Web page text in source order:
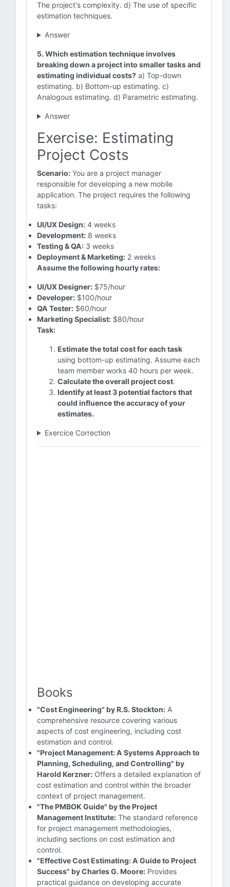
The project's complexity. d) The use of specific
estimation techniques.
Answer
5. Which estimation technique involves
breaking down a project into smaller tasks and
estimating individual costs? a) Top-down
estimating. b) Bottom-up estimating. c)
Analogous estimating. d) Parametric estimating.
Answer
Exercise: Estimating
Project Costs
Scenario: You are a project manager
responsible for developing a new mobile
application. The project requires the following
tasks:
UI/UX Design: 4 weeks
Development: 8 weeks
Testing & QA: 3 weeks
Deployment & Marketing: 2 weeks
Assume the following hourly rates:
UI/UX Designer: $75/hour
Developer: $100/hour
QA Tester: $60/hour
Marketing Specialist: $80/hour
Task:
Estimate the total cost for each task
using bottom-up estimating. Assume each
team member works 40 hours per week.
Calculate the overall project cost.
Identify at least 3 potential factors that
could influence the accuracy of your
estimates.
Exercice Correction
Books
"Cost Engineering" by R.S. Stockton: A
comprehensive resource covering various
aspects of cost engineering, including cost
estimation and control.
"Project Management: A Systems Approach to
Planning, Scheduling, and Controlling" by
Harold Kerzner: Offers a detailed explanation of
cost estimation and control within the broader
context of project management.
"The PMBOK Guide" by the Project
Management Institute: The standard reference
for project management methodologies,
including sections on cost estimation and
control.
"Effective Cost Estimating: A Guide to Project
Success" by Charles G. Moore: Provides
practical guidance on developing accurate